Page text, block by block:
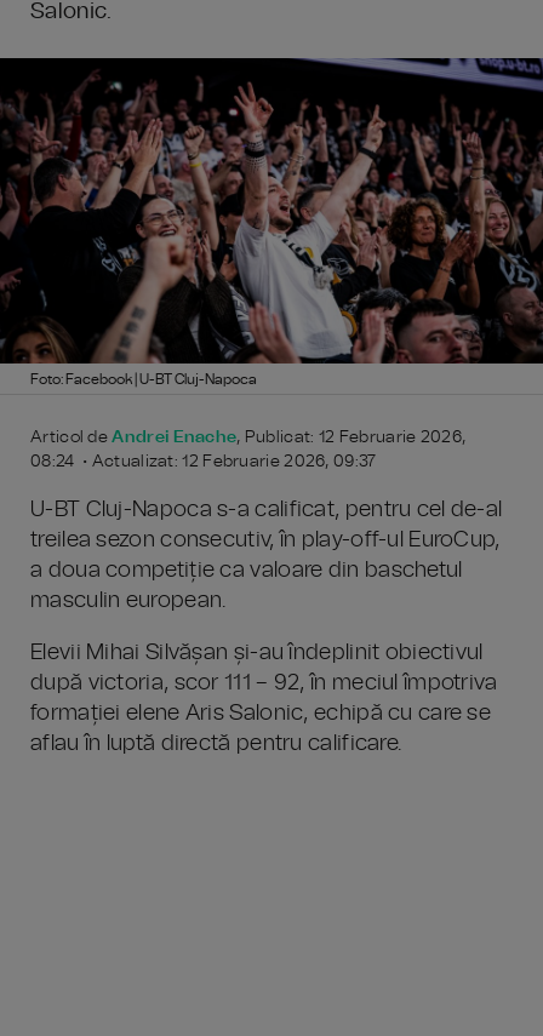
Salonic.
Foto: Facebook | U-BT Cluj-Napoca
Articol deAndrei Enache, Publicat: 12 Februarie 2026,
08:24 • Actualizat: 12 Februarie 2026, 09:37
U-BT Cluj-Napoca s-a calificat, pentru cel de-al
treilea sezon consecutiv, în play-off-ul EuroCup,
a doua competiție ca valoare din baschetul
masculin european.
Elevii Mihai Silvășan și-au îndeplinit obiectivul
după victoria, scor 111 – 92, în meciul împotriva
formației elene Aris Salonic, echipă cu care se
aflau în luptă directă pentru calificare.